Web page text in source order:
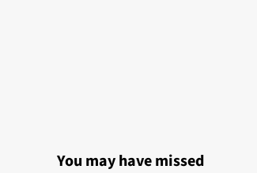
You may have missed